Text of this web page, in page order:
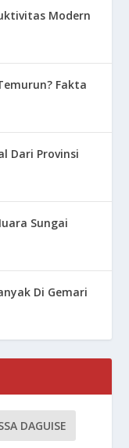
Modern
Fakta
Dari Provinsi
Sungai
Di Gemari
DAGUISE